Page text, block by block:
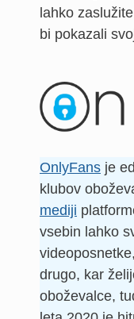
lahko
bi pokazali
OnlyFans je
klubov
mediji
vsebin lahko
drugo, kar
oboževalce,